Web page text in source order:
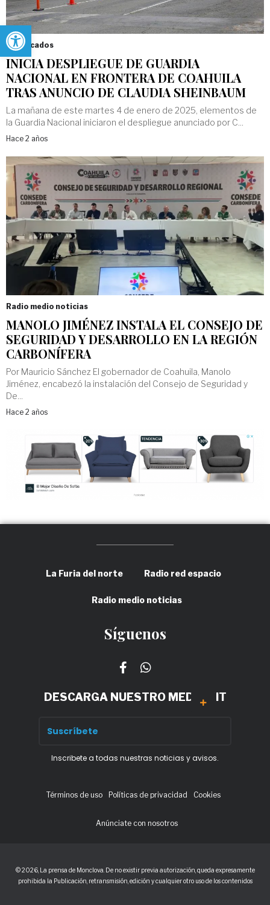
Abrir barra de herramientas
Destacados
INICIA DESPLIEGUE DE GUARDIA
NACIONAL EN FRONTERA DE COAHUILA
TRAS ANUNCIO DE CLAUDIA SHEINBAUM
La mañana de este martes 4 de enero de 2025, elementos de
la Guardia Nacional iniciaron el despliegue anunciado por C...
Hace 2 años
Radio medio noticias
MANOLO JIMÉNEZ INSTALA EL CONSEJO DE
SEGURIDAD Y DESARROLLO EN LA REGIÓN
CARBONÍFERA
Por Mauricio Sánchez El gobernador de Coahuila, Manolo
Jiménez, encabezó la instalación del Consejo de Seguridad y
De...
Hace 2 años
La Furia del norte Radio red espacio
Radio medio noticias
Síguenos
DESCARGA NUESTRO MEDIA KIT
Inscribete a todas nuestras noticias y avisos.
Términos de uso Políticas de privacidad Cookies
Anúnciate con nosotros
© 2026, La prensa de Monclova. De no existir previa autorización, queda expresamente
prohibida la Publicación, retransmisión, edición y cualquier otro uso de los contenidos